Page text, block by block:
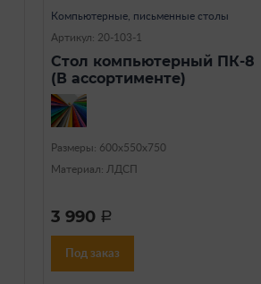
Компьютерные, письменные столы
Артикул: 20-103-1
Стол компьютерный ПК-8
(В ассортименте)
Размеры: 600x550x750
Материал: ЛДСП
3 990 a
Под заказ